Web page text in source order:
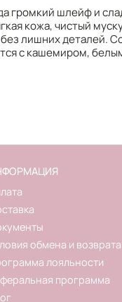
громкий шлейф и
кожа, чистый
лишних деталей.
с кашемиром,
обмена и возврата
лояльности
программа